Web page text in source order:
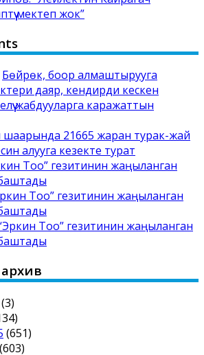
мектеп жок”
Бөйрөк, боор алмаштырууга
даяр, кендирди кескен
жабдууларга каражаттын
21665 жаран турак-жай
алууга кезекте турат
Тоо” гезитинин жаңыланган
Тоо” гезитинин жаңыланган
Тоо” гезитинин жаңыланган
(3)
(651)
(603)